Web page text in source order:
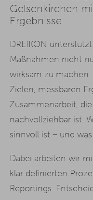
Gelsenkirchen
Ergebnisse
DREIKON
Maßnahmen nicht
wirksam zu machen.
Zielen, messbaren
Zusammenarbeit,
nachvollziehbar ist.
sinnvoll ist – und
Dabei arbeiten wir
klar definierten
Reportings.